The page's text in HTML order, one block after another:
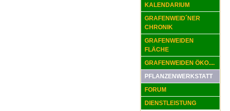
KALENDARIUM
GRAFENWEID´NER
CHRONIK
GRAFENWEIDEN
FLÄCHE
GRAFENWEIDEN ÖKO....
PFLANZENWERKSTATT
FORUM
DIENSTLEISTUNG